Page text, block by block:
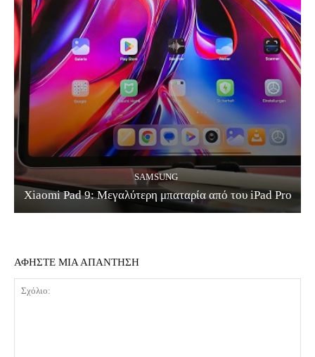
SAMSUNG
Xiaomi Pad 9: Μεγαλύτερη μπαταρία από του iPad Pro
ΑΦΗΣΤΕ ΜΙΑ ΑΠΑΝΤΗΣΗ